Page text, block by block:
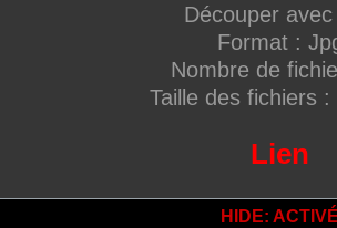
Découper
Format :
Nombre de
Taille des fichiers
Lien
HIDE: